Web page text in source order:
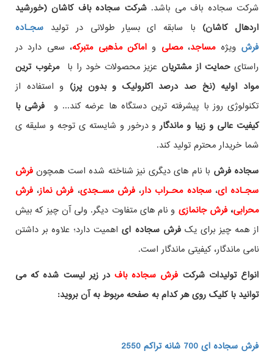
شرکت سجاده باف می باشد.شرکت سجاده باف کاشان (خورشید
اردهال کاشان)با سابقه ای بسیار طولانی در تولید سجـاده
فرش ویژهمساجد،مصلی و اماکن مذهبی متبرکه، سعی دارد در
راستایحمایت از مشتریانعزیز محصولات خود را بامرغوب ترین
مواد اولیه (نخ صد درصد اکلرولیک و بدون پرز) و استفاده از
تکنولوژی روز با پیشرفته ترین دستگاه ها عرضه کند... و فرشی با
کیفیت عالی و زیبا و ماندگارو درخور و شایسته ی توجه و سلیقه ی
شما خریدار محترم تولید کند.
سجاده فرش با نام های دیگری نیز شناخته شده است همچونفرش
سجـاده ای، سجاده محـراب دار،فرش مسـجدی، فرش نماز، فرش
محرابی، فرش جانمازی و نام های متفاوت دیگر. ولی آن چیز که بیش
از همه چیز برای یکفرش سجاده ایاهمیت دارد؛ علاوه بر داشتن
نامی ماندگار، کیفیتی ماندگار است.
انواع تولیدات شرکت فرش سجاده بافدر زیر لیست شده که می
توانید با کلیک روی هر کدام به صفحه مربوط به آن بروید:
فرش سجاده ای 700 شانه تراکم 2550